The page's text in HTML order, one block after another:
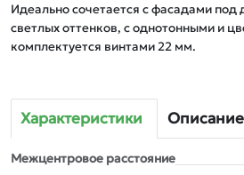
Идеально сочетается с фасадами под
светлых оттенков, с однотонными и
комплектуется винтами 22 мм.
Характеристики Описание
Межцентровое расстояние